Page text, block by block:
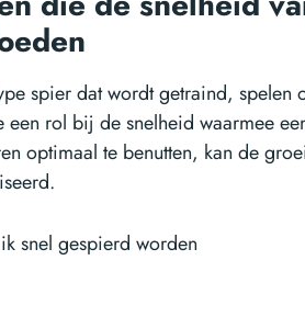
spier dat wordt getraind,
een rol bij de snelheid waarmee
optimaal te benutten, kan de